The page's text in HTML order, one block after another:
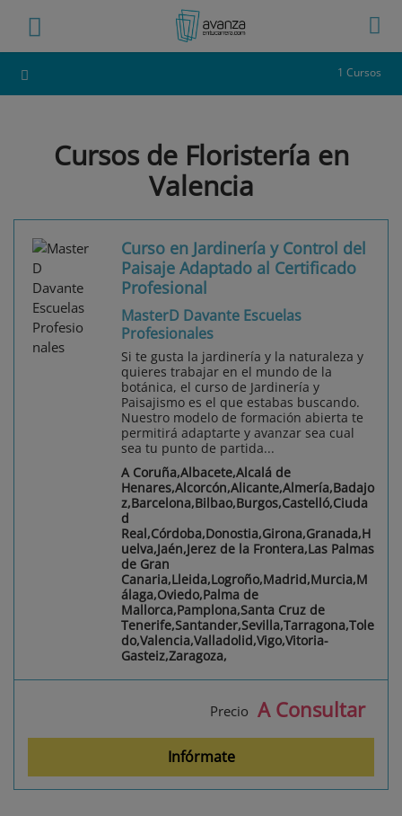
1 Cursos
Cursos de Floristería en
Valencia
Curso en Jardinería y Control del
Paisaje Adaptado al Certificado
Profesional
MasterD Davante Escuelas
Profesionales
Si te gusta la jardinería y la naturaleza y
quieres trabajar en el mundo de la
botánica, el curso de Jardinería y
Paisajismo es el que estabas buscando.
Nuestro modelo de formación abierta te
permitirá adaptarte y avanzar sea cual
sea tu punto de partida...
A Coruña,Albacete,Alcalá de
Henares,Alcorcón,Alicante,Almería,Badajo
z,Barcelona,Bilbao,Burgos,Castelló,Ciuda
d
Real,Córdoba,Donostia,Girona,Granada,H
uelva,Jaén,Jerez de la Frontera,Las Palmas
de Gran
Canaria,Lleida,Logroño,Madrid,Murcia,M
álaga,Oviedo,Palma de
Mallorca,Pamplona,Santa Cruz de
Tenerife,Santander,Sevilla,Tarragona,Tole
do,Valencia,Valladolid,Vigo,Vitoria-
Gasteiz,Zaragoza,
Precio A Consultar
Infórmate